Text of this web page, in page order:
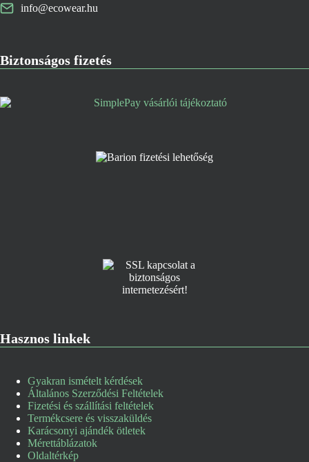
info@ecowear.hu
Biztonságos fizetés
Hasznos linkek
Gyakran ismételt kérdések
Általános Szerződési Feltételek
Fizetési és szállítási feltételek
Termékcsere és visszaküldés
Karácsonyi ajándék ötletek
Mérettáblázatok
Oldaltérkép